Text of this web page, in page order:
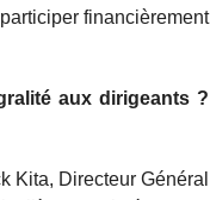
financièrement
aux dirigeants ?
Kita, Directeur Général